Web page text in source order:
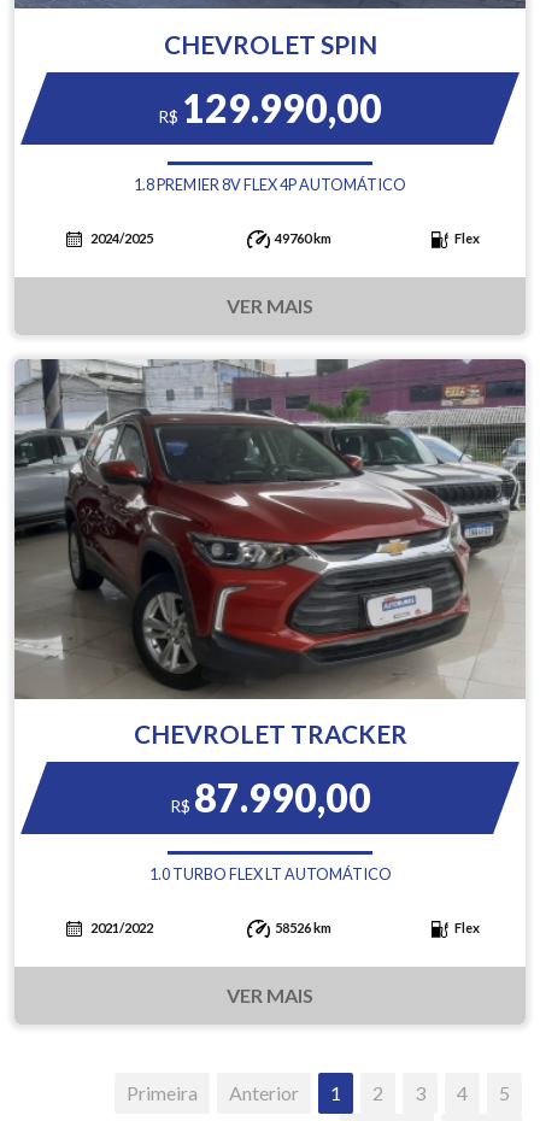
CHEVROLET SPIN
R$ 129.990,00
1.8 PREMIER 8V FLEX 4P AUTOMÁTICO
2024/2025 49760 km Flex
VER MAIS
CHEVROLET TRACKER
R$ 87.990,00
1.0 TURBO FLEX LT AUTOMÁTICO
2021/2022 58526 km Flex
VER MAIS
Primeira Anterior 1 2 3 4
5